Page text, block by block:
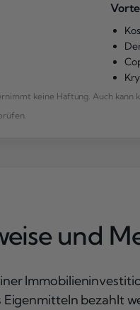
keine Haftung. Auch
und
bezahlt